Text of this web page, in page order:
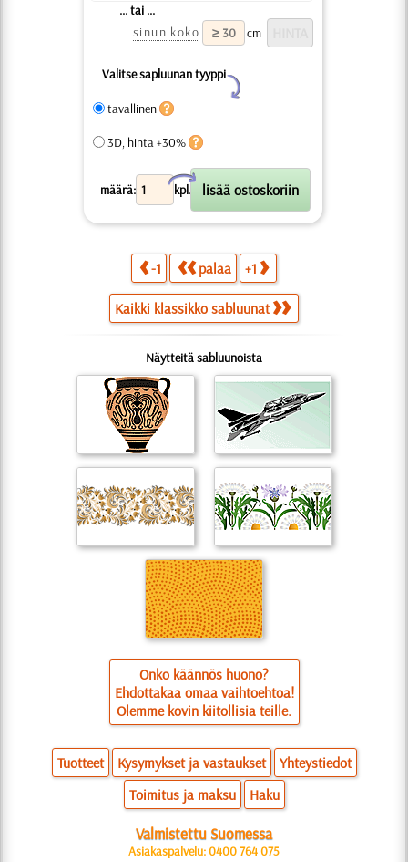
... tai ...
sinun koko
cm
Valitse sapluunan tyyppi
Y
tavallinen
3D, hinta +30%
määrä: kpl.
X
-1 palaa +1
Kaikki klassikko sabluunat
Näytteitä sabluunoista
Onko käännös huono?
Ehdottakaa omaa vaihtoehtoa!
Olemme kovin kiitollisia teille.
Tuotteet Kysymykset ja vastaukset
Yhteystiedot
Toimitus ja maksu
Haku
Valmistettu Suomessa
Asiakaspalvelu: 0400 764 075